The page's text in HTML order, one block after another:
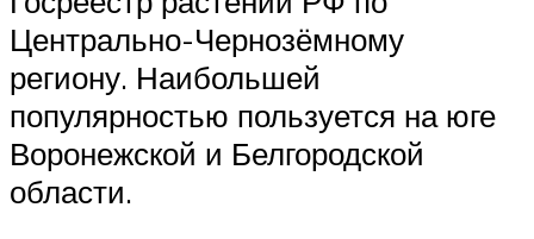
Центрально-Чернозёмному
региону. Наибольшей
популярностью пользуется на юге
Воронежской и Белгородской
области.